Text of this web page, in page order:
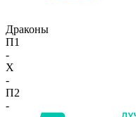
Драконы
П1
-
X
-
П2
-